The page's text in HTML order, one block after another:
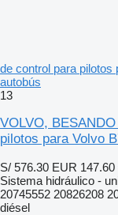
de control para pilotos
autobús
13
VOLVO,
pilotos para Volvo
S/ 576.30 EUR 147.60
Sistema hidráulico -
20745552 20826208
diésel